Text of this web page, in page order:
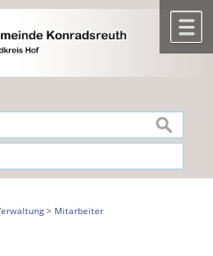
springen.
suchen
> Mitarbeiter